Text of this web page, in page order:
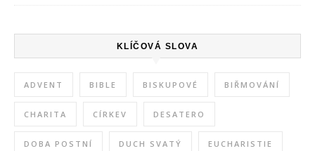
KLÍČOVÁ SLOVA
ADVENT BIBLE BISKUPOVÉ BIŘMOVÁNÍ
CHARITA CÍRKEV DESATERO
DOBA POSTNÍ DUCH SVATÝ EUCHARISTIE